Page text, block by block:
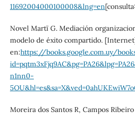
11692004000100008&lng=en
Novel Martï G. Mediación
modelo de éxito compartido.
en:https://books.google.com.uy/
n1nn0-
Moreira dos Santos R, Campos